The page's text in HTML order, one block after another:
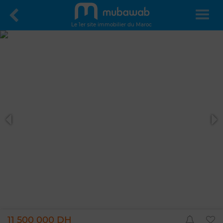
Le 1er site immobilier du Maroc
11 500 000 DH